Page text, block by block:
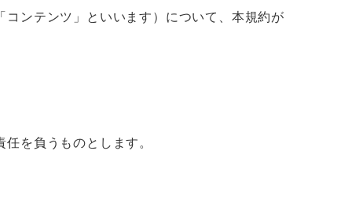
ンテンツ」といいます）について、本規約が
を負うものとします。